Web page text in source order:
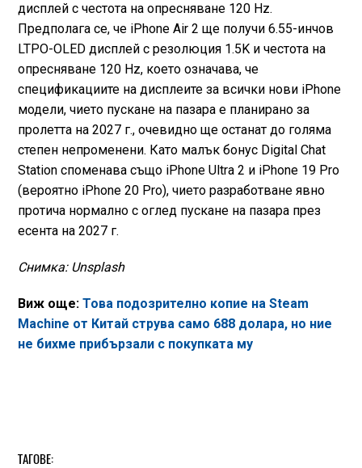
дисплей с честота на опресняване 120 Hz.
Предполага се, че iPhone Air 2 ще получи 6.55-инчов
LTPO-OLED дисплей с резолюция 1.5K и честота на
опресняване 120 Hz, което означава, че
спецификациите на дисплеите за всички нови iPhone
модели, чието пускане на пазара е планирано за
пролетта на 2027 г., очевидно ще останат до голяма
степен непроменени. Като малък бонус Digital Chat
Station споменава също iPhone Ultra 2 и iPhone 19 Pro
(вероятно iPhone 20 Pro), чието разработване явно
протича нормално с оглед пускане на пазара през
есента на 2027 г.
Снимка: Unsplash
Виж още: Това подозрително копие на Steam
Machine от Китай струва само 688 долара, но ние
не бихме прибързали с покупката му
ТАГОВЕ: